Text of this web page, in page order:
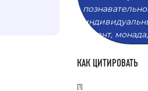
талант,
КАК ЦИТИРОВАТЬ
[1]